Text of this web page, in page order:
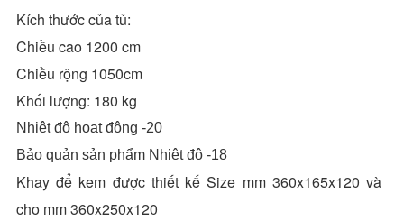
Kích thước của tủ:
Chiều cao 1200 cm
Chiều rộng 1050cm
Khối lượng: 180 kg
Nhiệt độ hoạt động -20
Bảo quản sản phẩm Nhiệt độ -18
Khay để kem được thiết kế Size mm 360x165x120 và
cho mm 360x250x120